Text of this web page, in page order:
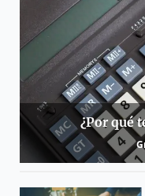
¿Por qué